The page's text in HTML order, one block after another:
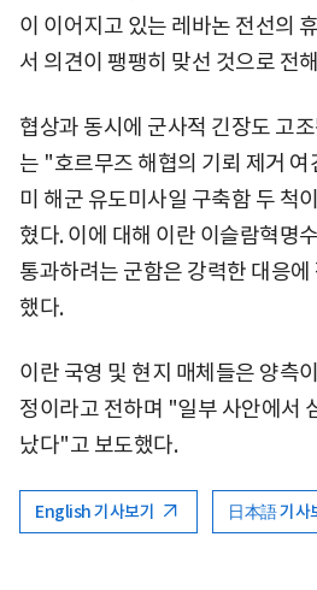
이 이어지고 있는 레바논 전선의
서 의견이 팽팽히 맞선 것으로 전
협상과 동시에 군사적 긴장도 고
는 "호르무즈 해협의 기뢰 제거
미 해군 유도미사일 구축함 두 척
혔다. 이에 대해 이란 이슬람혁명
통과하려는 군함은 강력한 대응
했다.
이란 국영 및 현지 매체들은 양측
정이라고 전하며 "일부 사안에서
났다"고 보도했다.
English 기사보기 日本語 기사